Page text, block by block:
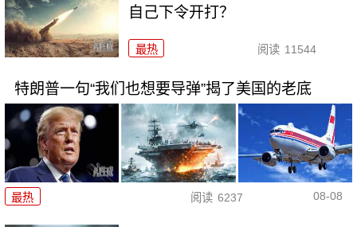
自己下令开打？
最热 阅读 11544
特朗普一句“我们也想要导弹”揭了美国的老底
最热 阅读 6237 08-08